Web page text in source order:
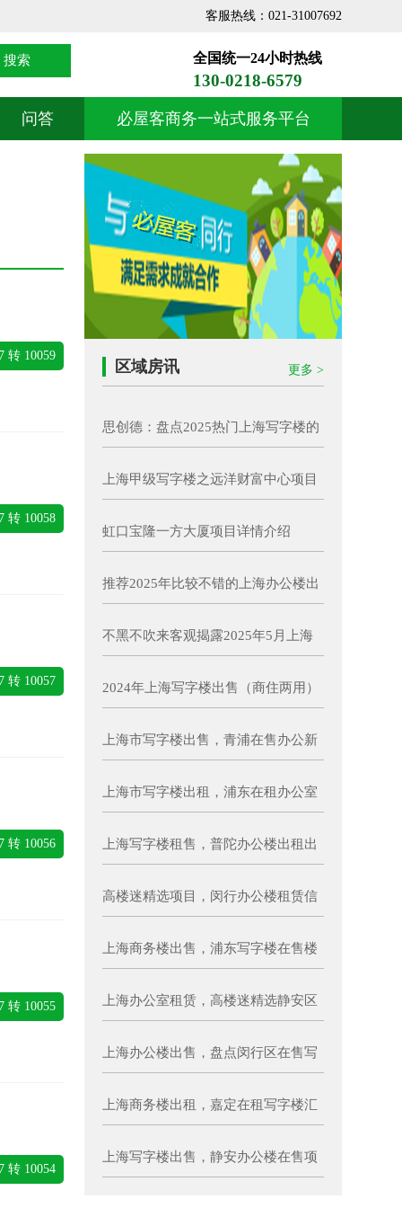
客服热线：021-31007692
搜索 全国统一24小时热线
130-0218-6579
必屋客商务一站式服务平台
问答
转 10059
转 10058
转 10057
转 10056
转 10055
转 10054
区域房讯 更多 >
思创德：盘点2025热门上海写字楼的
上海甲级写字楼之远洋财富中心项目
虹口宝隆一方大厦项目详情介绍
推荐2025年比较不错的上海办公楼出
不黑不吹来客观揭露2025年5月上海
2024年上海写字楼出售（商住两用）
上海市写字楼出售，青浦在售办公新
上海市写字楼出租，浦东在租办公室
上海写字楼租售，普陀办公楼出租出
高楼迷精选项目，闵行办公楼租赁信
上海商务楼出售，浦东写字楼在售楼
上海办公室租赁，高楼迷精选静安区
上海办公楼出售，盘点闵行区在售写
上海商务楼出租，嘉定在租写字楼汇
上海写字楼出售，静安办公楼在售项